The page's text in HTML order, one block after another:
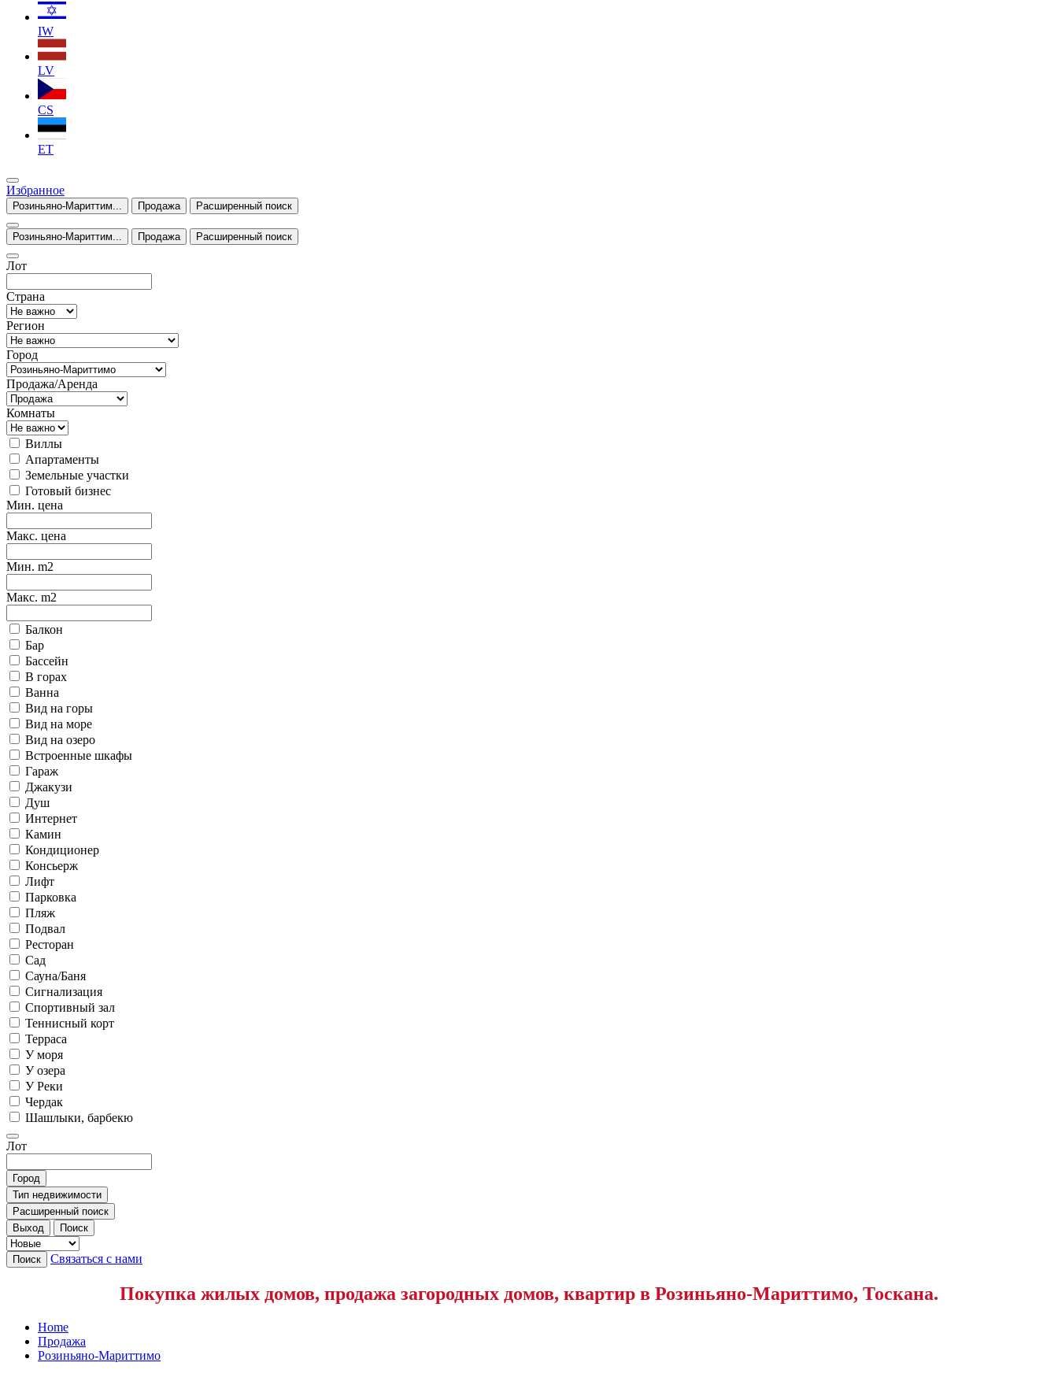
IW
LV
CS
ET
Избранное
Розиньяно-Мариттим... Продажа Расширенный поиск
Розиньяно-Мариттим... Продажа Расширенный поиск
Лот
Страна
Регион
Город
Продажа/Аренда
Комнаты
Виллы
Апартаменты
Земельные участки
Готовый бизнес
Мин. цена
Макс. цена
Мин. m2
Макс. m2
Балкон
Бар
Бассейн
В горах
Ванна
Вид на горы
Вид на море
Вид на озеро
Встроенные шкафы
Гараж
Джакузи
Душ
Интернет
Камин
Кондиционер
Консьерж
Лифт
Парковка
Пляж
Подвал
Ресторан
Сад
Сауна/Баня
Сигнализация
Спортивный зал
Теннисный корт
Терраса
У моря
У озера
У Реки
Чердак
Шашлыки, барбекю
Лот
Город
Тип недвижимости
Расширенный поиск
Выход
Поиск
Поиск Связаться с нами
Покупка жилых домов, продажа загородных домов, квартир в Розиньяно-Мариттимо, Тоскана.
Home
Продажа
Розиньяно-Мариттимо